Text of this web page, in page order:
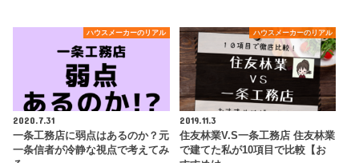
ハウスメーカーのリアル
2020.7.31
一条工務店に弱点はあるのか？元
一条信者が冷静な視点で考えてみ
ハウスメーカーのリアル
2019.11.3
住友林業V.S一条工務店 住友林業
で建てた私が10項目で比較【お